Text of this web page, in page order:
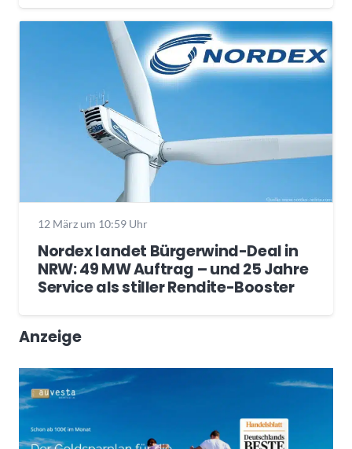
12 März um 10:59 Uhr
Nordex landet Bürgerwind-Deal in
NRW: 49 MW Auftrag – und 25 Jahre
Service als stiller Rendite-Booster
Anzeige